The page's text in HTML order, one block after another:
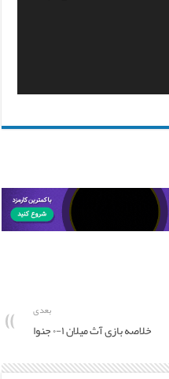
بعدی
خلاصه بازی آث میلان ۱-۰ جنوا